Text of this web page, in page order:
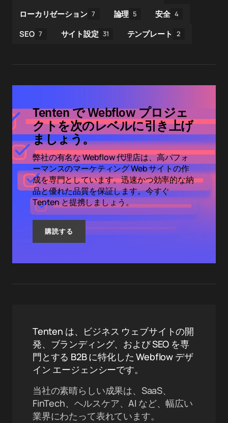
ローカリゼーション 7 論理 5 安全 4
SEO 7 サイト設定 31 テンプレート 2
Tenten で Webflow プロジェ
クトを次のレベルに引き上げ
ましょう。
弊社の有名な Webflow 代理店は、高パフォ
ーマンスのマーケティング Web サイトの作
成を専門としています。迅速かつ効率的な納
品と優れた品質を保証します。今すぐ
Tenten と提携しましょう。
購読する
Tenten は、ビジネス ウェブサイトの開
発、ブランディング、および SEO を専
門とする B2B に特化した Webflow デザ
イン エージェンシーです。
当社の素晴らしい成果は、SaaS、
FinTech、ヘルスケア、AI など、幅広い
業界にわたって表れています。